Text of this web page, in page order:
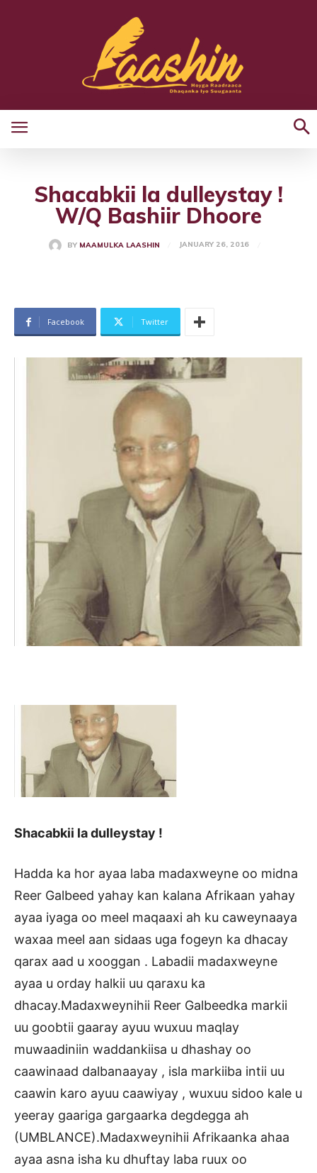
Shacabkii la dulleystay !
W/Q Bashiir Dhoore
BY MAAMULKA LAASHIN JANUARY 26, 2016
Facebook Twitter
Shacabkii la dulleystay !
Hadda ka hor ayaa laba madaxweyne oo midna
Reer Galbeed yahay kan kalana Afrikaan yahay
ayaa iyaga oo meel maqaaxi ah ku caweynaaya
waxaa meel aan sidaas uga fogeyn ka dhacay
qarax aad u xooggan . Labadii madaxweyne
ayaa u orday halkii uu qaraxu ka
dhacay.Madaxweynihii Reer Galbeedka markii
uu goobtii gaaray ayuu wuxuu maqlay
muwaadiniin waddankiisa u dhashay oo
caawinaad dalbanaayay , isla markiiba intii uu
caawin karo ayuu caawiyay , wuxuu sidoo kale u
yeeray gaariga gargaarka degdegga ah
(UMBLANCE).Madaxweynihii Afrikaanka ahaa
ayaa asna isha ku dhuftay laba ruux oo